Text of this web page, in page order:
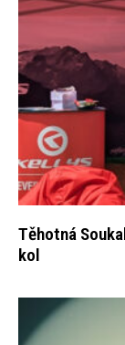
Těhotná
kol